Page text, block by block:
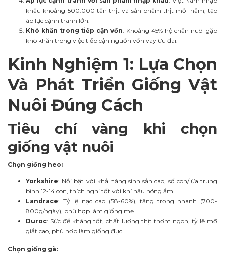
khẩu khoảng 500.000 tấn thịt và sản phẩm thịt mỗi năm, tạo
áp lực cạnh tranh lớn.
Khó khăn trong tiếp cận vốn: Khoảng 45% hộ chăn nuôi gặp
khó khăn trong việc tiếp cận nguồn vốn vay ưu đãi.
Kinh Nghiệm 1: Lựa Chọn
Và Phát Triển Giống Vật
Nuôi Đúng Cách
Tiêu chí vàng khi chọn
giống vật nuôi
Chọn giống heo:
Yorkshire: Nổi bật với khả năng sinh sản cao, số con/lứa trung
bình 12-14 con, thích nghi tốt với khí hậu nóng ẩm.
Landrace: Tỷ lệ nạc cao (58-60%), tăng trọng nhanh (700-
800g/ngày), phù hợp làm giống mẹ.
Duroc: Sức đề kháng tốt, chất lượng thịt thơm ngon, tỷ lệ mỡ
giắt cao, phù hợp làm giống đực.
Chọn giống gà: